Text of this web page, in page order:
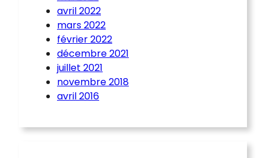
avril 2022
mars 2022
février 2022
décembre 2021
juillet 2021
novembre 2018
avril 2016